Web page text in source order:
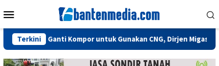
to
Menu
Terkini
Ganti Kompor untuk Gunakan CNG, Dirjen Migas: Cukup